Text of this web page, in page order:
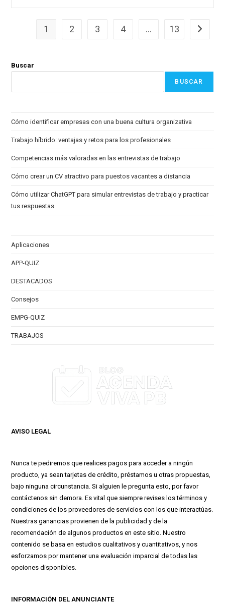
Digital
Campo
1 2 3 4 … 13 Ir a la
Buscar
BUSCAR
Cómo identificar empresas con una buena cultura organizativa
Trabajo híbrido: ventajas y retos para los profesionales
Competencias más valoradas en las entrevistas de trabajo
Cómo crear un CV atractivo para puestos vacantes a distancia
Cómo utilizar ChatGPT para simular entrevistas de trabajo y practicar
tus respuestas
Aplicaciones
APP-QUIZ
DESTACADOS
Consejos
EMPG-QUIZ
TRABAJOS
AVISO LEGAL
Nunca te pediremos que realices pagos para acceder a ningún
producto, ya sean tarjetas de crédito, préstamos u otras propuestas,
bajo ninguna circunstancia. Si alguien le pregunta esto, por favor
contáctenos sin demora. Es vital que siempre revises los términos y
condiciones de los proveedores de servicios con los que interactúas.
Nuestras ganancias provienen de la publicidad y de la
recomendación de algunos productos en este sitio. Nuestro
contenido se basa en estudios cualitativos y cuantitativos, y nos
esforzamos por mantener una evaluación imparcial de todas las
opciones disponibles.
INFORMACIÓN DEL ANUNCIANTE